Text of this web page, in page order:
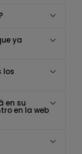
ya
los
en su
en la web